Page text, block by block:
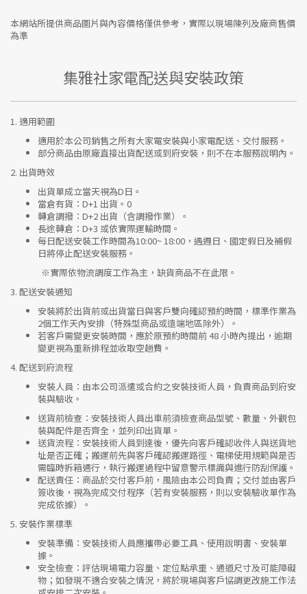
本網站所提供商品圖片與內容價格僅供參考，實際以現場陳列及廠商售價
為準
集雅社家電配送與安裝政策
1. 適用範圍
適用於本公司銷售之所有大家電安裝與小家電配送、交付服務。
部分商品由原廠直接出貨配送或到府安裝，則不在本服務說明內。
2. 出貨時效
出貨單成立當天視為D日。
當倉有貨： D+1 出貨。0
轉倉調撥： D+2 出貨（含調撥作業）。
長途轉倉： D+3 或依實際運輸時間。
每日配送安裝工作時間為10:00~ 18:00，遇週日、國定假日及補假
日將停止配送安裝服務。
※實際依物流調度工作為主，缺貨商品不在此限。
3. 配送安裝通知
安裝將於出貨前或出貨當日與客戶雙向確認預約時間，標準作業為
2個工作天內安排（特殊型商品或遠端地區除外）。
若客戶需變更安裝時間，應於原預約時間前 48 小時內提出，逾期
變更視為重新排程並收取空趟費。
4. 配送到府流程
安裝人員 ：由本公司派遣或合約之安裝技術人員，負責商品到府安
裝與驗收。
送貨前檢查 ：安裝技術人員出車前須檢查商品型號、數量、外觀包
裝與配件是否齊全，並列印出貨單。
送貨流程 ：安裝技術人員到達後，優先向客戶確認收件人與送貨地
址是否正確；搬運前先與客戶確認搬運路徑、電梯使用規範與是否
需臨時拆箱通行，執行搬運過程中留意警示標識與進行防刮保護。
配送責任 ：商品於交付客戶前，風險由本公司負責；交付並由客戶
簽收後，視為完成交付程序（若有安裝服務，則以安裝驗收單作為
完成依據）。
5. 安裝作業標準
安裝準備 ：安裝技術人員應攜帶必要工具、使用說明書、安裝單
據。
安全檢查 ：評估現場電力容量、定位點承重、通道尺寸及可能障礙
物；如發現不適合安裝之情況，將於現場與客戶協調更改施工作法